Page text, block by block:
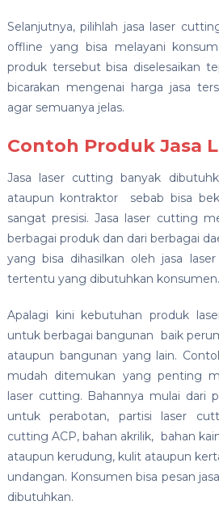
Selanjutnya, pilihlah jasa laser
offline yang bisa melayani
produk tersebut bisa diselesaikan
bicarakan mengenai harga jasa
agar semuanya jelas.
Contoh Produk Jasa
Jasa laser cutting banyak
ataupun kontraktor sebab bisa
sangat presisi. Jasa laser cutting
berbagai produk dan dari berbagai
yang bisa dihasilkan oleh jasa
tertentu yang dibutuhkan konsumen.
Apalagi kini kebutuhan produk
untuk berbagai bangunan baik
ataupun bangunan yang lain.
mudah ditemukan yang penting
laser cutting. Bahannya mulai dari
untuk perabotan, partisi laser
cutting ACP, bahan akrilik, bahan
ataupun kerudung, kulit ataupun
undangan. Konsumen bisa pesan
dibutuhkan.